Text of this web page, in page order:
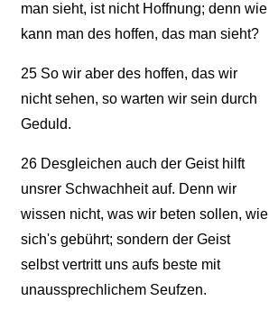
man sieht, ist nicht Hoffnung; denn wie
kann man des hoffen, das man sieht?
25So wir aber des hoffen, das wir
nicht sehen, so warten wir sein durch
Geduld.
26Desgleichen auch der Geist hilft
unsrer Schwachheit auf. Denn wir
wissen nicht, was wir beten sollen, wie
sich's gebührt; sondern der Geist
selbst vertritt uns aufs beste mit
unaussprechlichem Seufzen.